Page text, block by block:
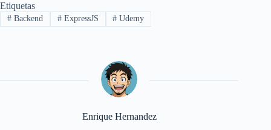
Etiquetas
#Backend #ExpressJS # Udemy
Enrique Hernandez